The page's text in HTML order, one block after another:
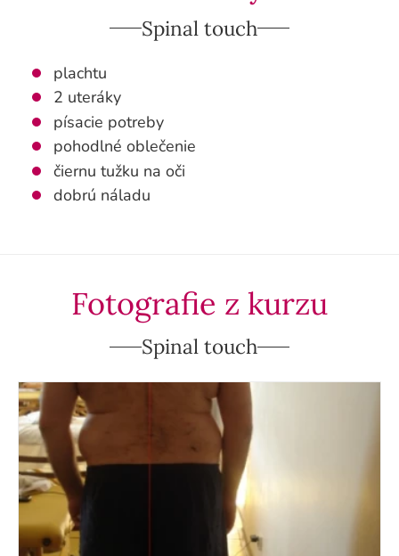
Spinal touch
plachtu
2 uteráky
písacie potreby
pohodlné oblečenie
čiernu tužku na oči
dobrú náladu
Fotografie z kurzu
Spinal touch